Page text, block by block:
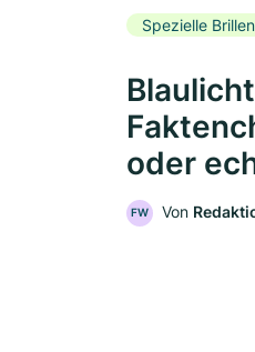
Spezielle Brillen
oder
FW Von